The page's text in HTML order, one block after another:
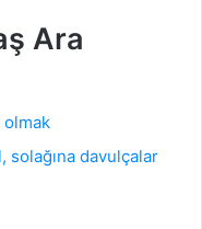
Ara
solağına davulçalar